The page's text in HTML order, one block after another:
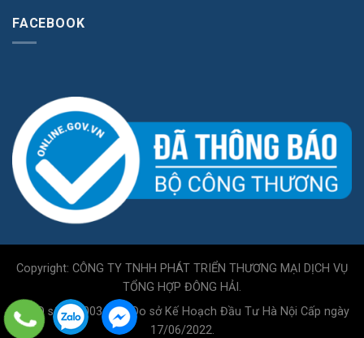
FACEBOOK
Copyright: CÔNG TY TNHH PHÁT TRIỂN THƯƠNG MẠI DỊCH VỤ
TỔNG HỢP ĐÔNG HẢI.
GPKD số 0110034717 Do sở Kế Hoạch Đầu Tư Hà Nội Cấp ngày
17/06/2022.